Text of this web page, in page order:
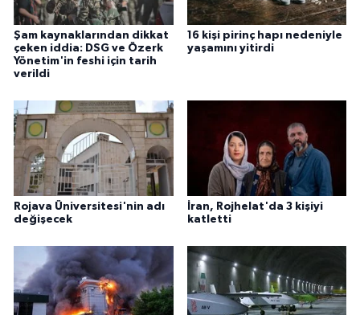
Şam kaynaklarından dikkat
çeken iddia: DSG ve Özerk
Yönetim'in feshi için tarih
verildi
16 kişi pirinç hapı nedeniyle
yaşamını yitirdi
Rojava Üniversitesi'nin adı
değişecek
İran, Rojhelat'da 3 kişiyi
katletti